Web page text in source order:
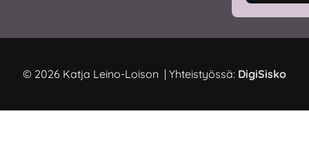
© 2026 Katja Leino-Loison | Yhteistyössä: DigiSisko